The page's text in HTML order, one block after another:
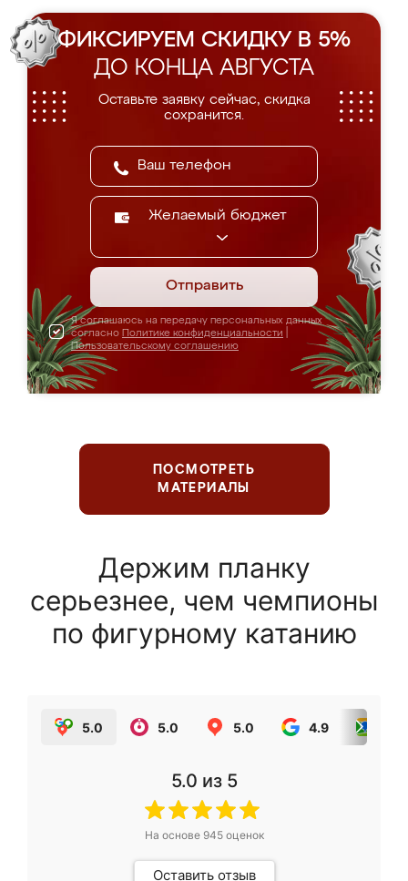
ФИКСИРУЕМ СКИДКУ В 5%
ДО КОНЦА АВГУСТА
Оставьте заявку сейчас, скидка
сохранится.
Желаемый бюджет
Отправить
Я соглашаюсь на передачу персональных данных
согласно Политике конфиденциальности
Пользовательскому соглашению
ПОСМОТРЕТЬ
МАТЕРИАЛЫ
Держим планку
серьезнее, чем чемпионы
по фигурному катанию
5.0 5.0 5.0 4.9
5.0 из 5
На основе 945оценок
Оставить отзыв